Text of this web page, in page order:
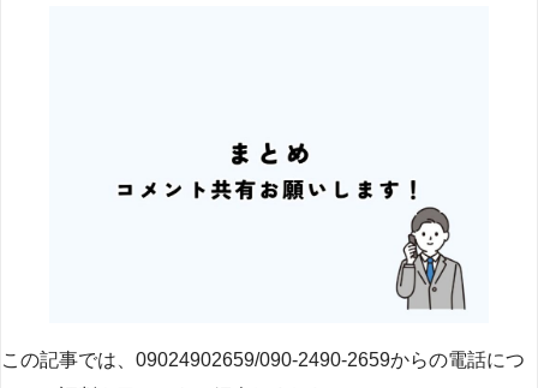
この記事では、09024902659/090-2490-2659からの電話につ